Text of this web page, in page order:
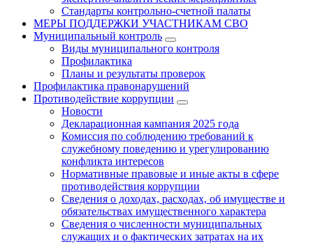
Стандарты контрольно-счетной палаты
МЕРЫ ПОДДЕРЖКИ УЧАСТНИКАМ СВО
Муниципальный контроль
Виды муниципального контроля
Профилактика
Планы и результаты проверок
Профилактика правонарушений
Противодействие коррупции
Новости
Декларационная кампания 2025 года
Комиссия по соблюдению требований к
служебному поведению и урегулированию
конфликта интересов
Нормативные правовые и иные акты в сфере
противодействия коррупции
Сведения о доходах, расходах, об имуществе и
обязательствах имущественного характера
Сведения о численности муниципальных
служащих и о фактических затратах на их